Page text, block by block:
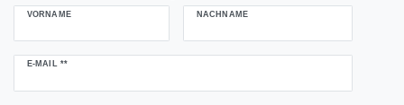
VORNAME NACHNAME
E-MAIL **
Newsletter